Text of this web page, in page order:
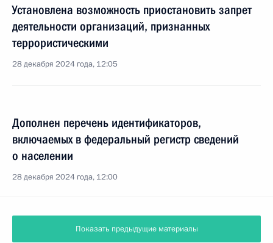
Установлена возможность приостановить запрет
деятельности организаций, признанных
террористическими
28 декабря 2024 года, 12:05
Дополнен перечень идентификаторов,
включаемых в федеральный регистр сведений
о населении
28 декабря 2024 года, 12:00
Показать предыдущие материалы